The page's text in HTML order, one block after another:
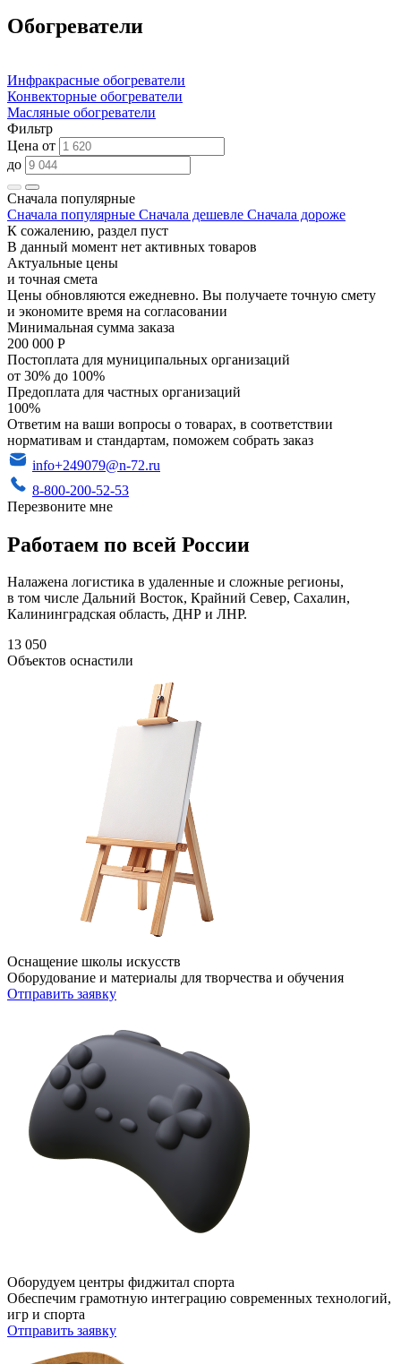
Обогреватели
Инфракрасные обогреватели
Конвекторные обогреватели
Масляные обогреватели
Фильтр
Цена от
до
Сначала популярные
Сначала популярные Сначала дешевле Сначала дороже
К сожалению, раздел пуст
В данный момент нет активных товаров
Актуальные цены
и точная смета
Цены обновляются ежедневно. Вы получаете точную смету
и экономите время на согласовании
Минимальная сумма заказа
200 000 Р
Постоплата для муниципальных организаций
от 30% до 100%
Предоплата для частных организаций
100%
Ответим на ваши вопросы о товарах, в соответствии
нормативам и стандартам, поможем собрать заказ
info+249079@n-72.ru
8-800-200-52-53
Перезвоните мне
Работаем по всей России
Налажена логистика в удаленные и сложные регионы,
в том числе Дальний Восток, Крайний Север, Сахалин,
Калининградская область, ДНР и ЛНР.
13 050
Объектов оснастили
Оснащение школы искусств
Оборудование и материалы для творчества и обучения
Отправить заявку
Оборудуем центры фиджитал спорта
Обеспечим грамотную интеграцию современных технологий,
игр и спорта
Отправить заявку